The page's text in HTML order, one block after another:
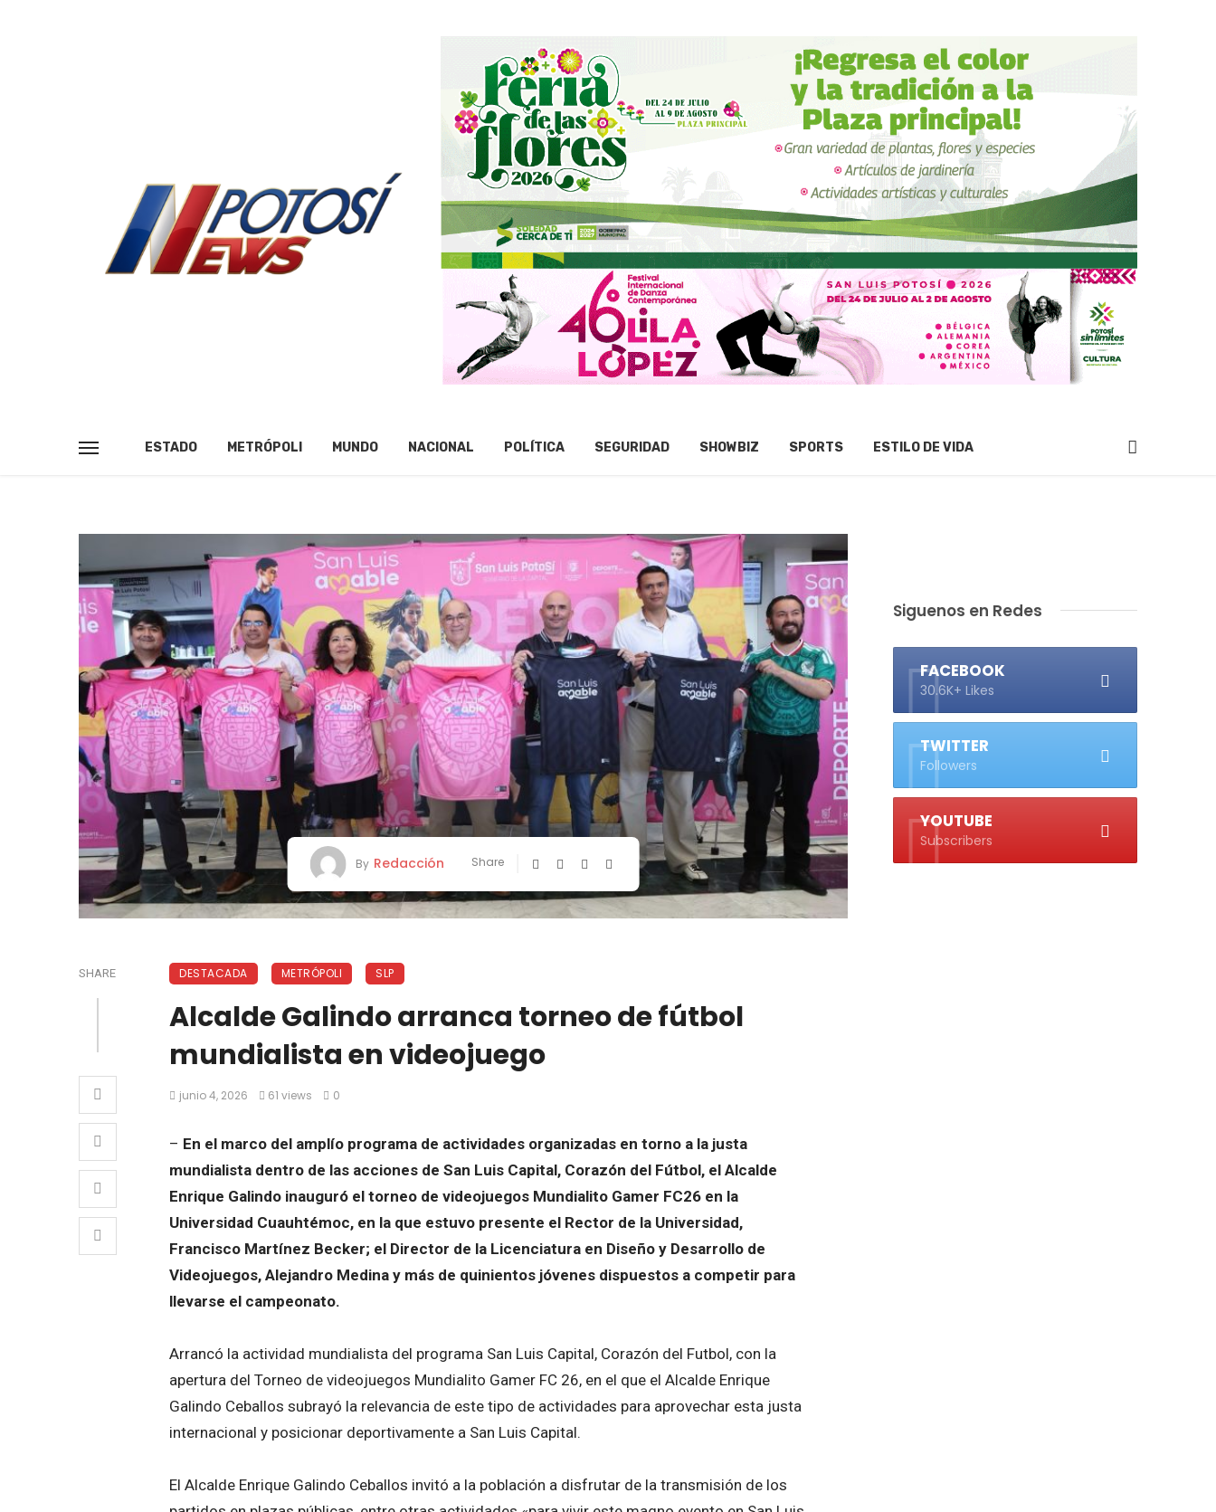
ESTADO METRÓPOLI MUNDO NACIONAL POLÍTICA SEGURIDAD SHOWBIZ SPORTS ESTILO DE VIDA
By Redacción Share
SHARE DESTACADA METRÓPOLI SLP
Alcalde Galindo arranca torneo de fútbol
mundialista en videojuego
junio 4, 2026 61 views 0
– En el marco del amplío programa de actividades organizadas en torno a la justa
mundialista dentro de las acciones de San Luis Capital, Corazón del Fútbol, el Alcalde
Enrique Galindo inauguró el torneo de videojuegos Mundialito Gamer FC26 en la
Universidad Cuauhtémoc, en la que estuvo presente el Rector de la Universidad,
Francisco Martínez Becker; el Director de la Licenciatura en Diseño y Desarrollo de
Videojuegos, Alejandro Medina y más de quinientos jóvenes dispuestos a competir para
llevarse el campeonato.
Arrancó la actividad mundialista del programa San Luis Capital, Corazón del Futbol, con la
apertura del Torneo de videojuegos Mundialito Gamer FC 26, en el que el Alcalde Enrique
Galindo Ceballos subrayó la relevancia de este tipo de actividades para aprovechar esta justa
internacional y posicionar deportivamente a San Luis Capital.
El Alcalde Enrique Galindo Ceballos invitó a la población a disfrutar de la transmisión de los
Siguenos en Redes
FACEBOOK
30.6K+ Likes
TWITTER
Followers
YOUTUBE
Subscribers